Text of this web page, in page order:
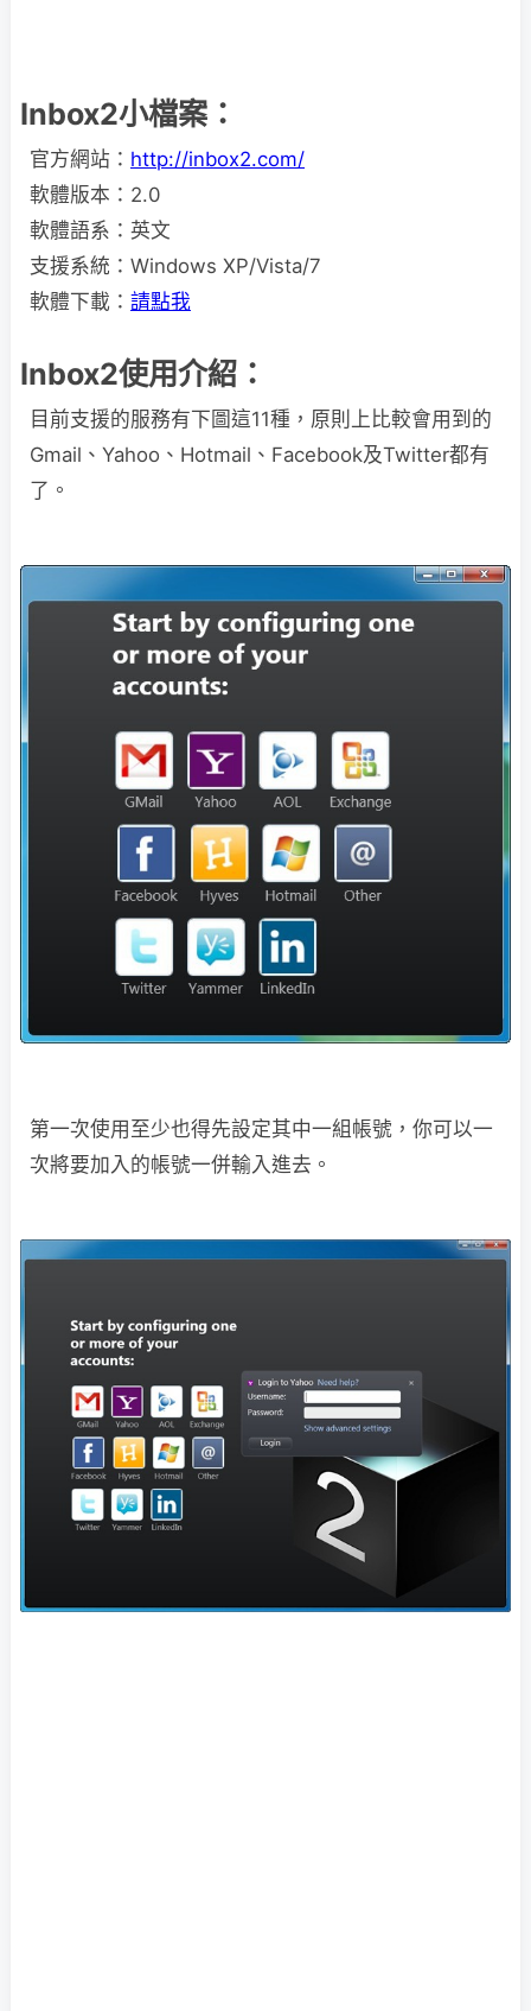
Inbox2小檔案：
官方網站： http://inbox2.com/
軟體版本：2.0
軟體語系：英文
支援系統：Windows XP/Vista/7
軟體下載： 請點我
Inbox2使用介紹：
目前支援的服務有下圖這11種，原則上比較會用到的
Gmail、Yahoo、Hotmail、Facebook及Twitter都有
了。
第一次使用至少也得先設定其中一組帳號，你可以一
次將要加入的帳號一併輸入進去。